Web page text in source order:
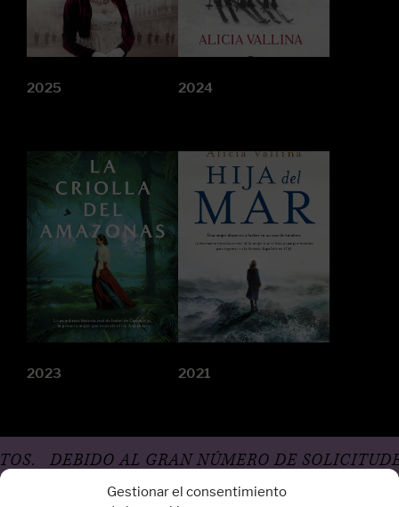
Gestionar el consentimiento
2025 2024
2023 2021
DEBIDO AL GRAN NÚMERO DE SOLICITUDES,